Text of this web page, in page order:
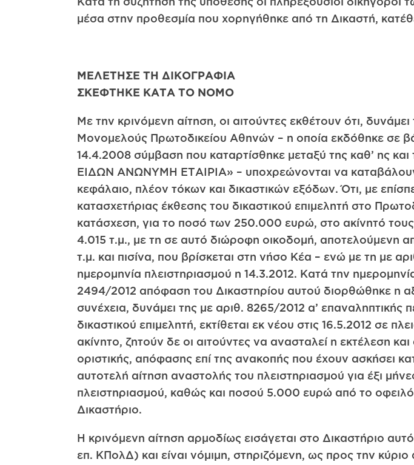
μέσα στην προθεσμία που χορηγήθηκε από τη Δικαστή,
ΜΕΛΕΤΗΣΕ ΤΗ ΔΙΚΟΓΡΑΦΙΑ
ΣΚΕΦΤΗΚΕ ΚΑΤΑ ΤΟ ΝΟΜΟ
Με την κρινόμενη αίτηση, οι αιτούντες εκθέτουν ότι,
Μονομελούς Πρωτοδικείου Αθηνών – η οποία εκδόθηκε σε
14.4.2008 σύμβαση που καταρτίσθηκε μεταξύ της καθ’ ης
ΕΙΔΩΝ ΑΝΩΝΥΜΗ ΕΤΑΙΡΙΑ» – υποχρεώνονται να
κεφάλαιο, πλέον τόκων και δικαστικών εξόδων. Ότι, με
κατασχετήριας έκθεσης του δικαστικού επιμελητή στο
κατάσχεση, για το ποσό των 250.000 ευρώ, στο ακίνητό
4.015 τ.μ., με τη σε αυτό διώροφη οικοδομή, αποτελούμενη
τ.μ. και πισίνα, που βρίσκεται στη νήσο Κέα – ενώ με τη με
ημερομηνία πλειστηριασμού η 14.3.2012. Κατά την
2494/2012 απόφαση του Δικαστηρίου αυτού διορθώθηκε η
συνέχεια, δυνάμει της με αριθ. 8265/2012 α’
δικαστικού επιμελητή, εκτίθεται εκ νέου στις 16.5.2012 σε
ακίνητο, ζητούν δε οι αιτούντες να ανασταλεί η εκτέλεση
οριστικής, απόφασης επί της ανακοπής που έχουν ασκήσει
αυτοτελή αίτηση αναστολής του πλειστηριασμού για έξι
πλειστηριασμού, καθώς και ποσού 5.000 ευρώ από το
Δικαστήριο.
Η κρινόμενη αίτηση αρμοδίως εισάγεται στο Δικαστήριο
επ. ΚΠολΔ) και είναι νόμιμη, στηριζόμενη, ως προς την